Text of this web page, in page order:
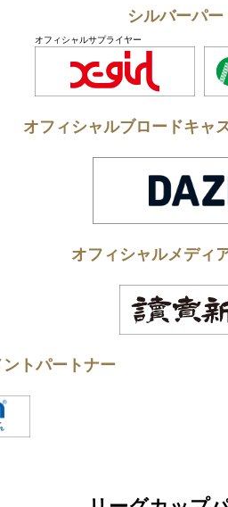
シルバーパ
オフィシャルサプライヤー
オフィシャルブロードキャ
オフィシャルメディ
トパートナー